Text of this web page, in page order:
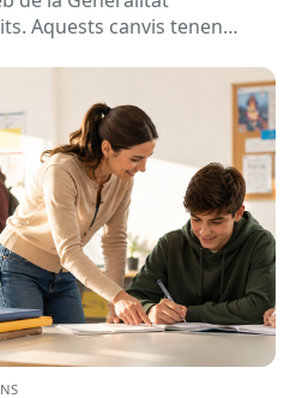
Aquests canvis tenen